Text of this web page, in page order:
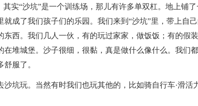
其实“沙坑”是一个训练场，那儿有许多单双杠。地上铺
成了我们孩子们的乐园。我们来到“沙坑”里，带上自己
西。我们几人一伙，有的玩过家家，做饭饭；有的假
在堆城堡。沙子很细，很黏，真是做什么像什么。我们
服了。
沙坑玩。当然有时我们也玩其他的，比如骑自行车·滑活